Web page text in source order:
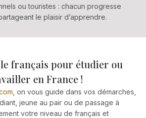
ou touristes : chacun progresse
le plaisir d’apprendre.
français pour étudier ou
en France !
, on vous guide dans vos démarches,
jeune au pair ou de passage à
votre niveau de français et